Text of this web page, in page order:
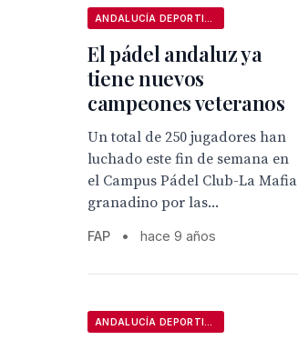
El pádel andaluz ya
tiene nuevos
campeones veteranos
Un total de 250 jugadores han
luchado este fin de semana en
el Campus Pádel Club-La Mafia
granadino por las...
FAP • hace 9 años